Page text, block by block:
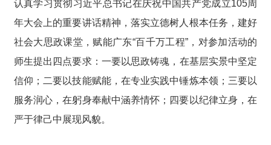
认真学习贯彻习近平总书记在庆祝中国共产党成立105周
年大会上的重要讲话精神，落实立德树人根本任务，建好
社会大思政课堂，赋能广东“百千万工程”，对参加活动的
师生提出四点要求： 一要以思政铸魂，在基层实景中坚定
信仰；二要以技能赋能，在专业实践中锤炼本领；三要以
服务润心，在躬身奉献中涵养情怀；四要以纪律立身，在
严于律己中展现风貌。